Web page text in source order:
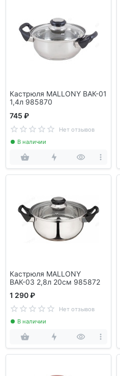
Кастрюля MALLONY ВАК-01
1,4л 985870
745 ₽
Нет отзывов
В наличии
Кастрюля MALLONY
ВАК-03 2,8л 20см 985872
1 290 ₽
Нет отзывов
В наличии